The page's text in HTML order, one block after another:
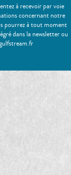
à recevoir par voie
concernant notre
pourrez à tout moment
dans la newsletter ou